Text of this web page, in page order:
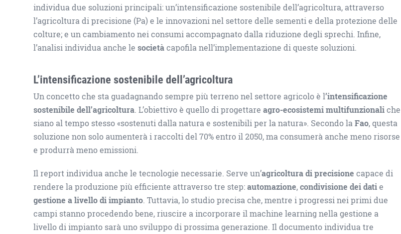
individua due soluzioni principali: un’intensificazione sostenibile dell’agricoltura, attraverso
l’agricoltura di precisione (Pa) e le innovazioni nel settore delle sementi e della protezione delle
colture; e un cambiamento nei consumi accompagnato dalla riduzione degli sprechi. Infine,
l’analisi individua anche lesocietàcapofila nell’implementazione di queste soluzioni.
L’intensificazione sostenibile dell’agricoltura
Un concetto che sta guadagnando sempre più terreno nel settore agricolo è l’intensificazione
sostenibile dell’agricoltura. L’obiettivo è quello di progettareagro-ecosistemi multifunzionaliche
siano al tempo stesso «sostenuti dalla natura e sostenibili per la natura». Secondo laFao, questa
soluzione non solo aumenterà i raccolti del 70% entro il 2050, ma consumerà anche meno risorse
e produrrà meno emissioni.
Il report individua anche le tecnologie necessarie. Serve un’agricoltura di precisionecapace di
rendere la produzione più efficiente attraverso tre step:automazione,condivisione dei datie
gestione a livello di impianto. Tuttavia, lo studio precisa che, mentre i progressi nei primi due
campi stanno procedendo bene, riuscire a incorporare il machine learning nella gestione a
livello di impianto sarà uno sviluppo di prossima generazione. Il documento individua tre